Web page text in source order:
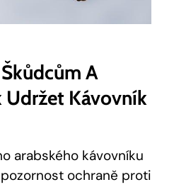
A
Udržet Kávovník
arabského kávovníku
ochraně proti